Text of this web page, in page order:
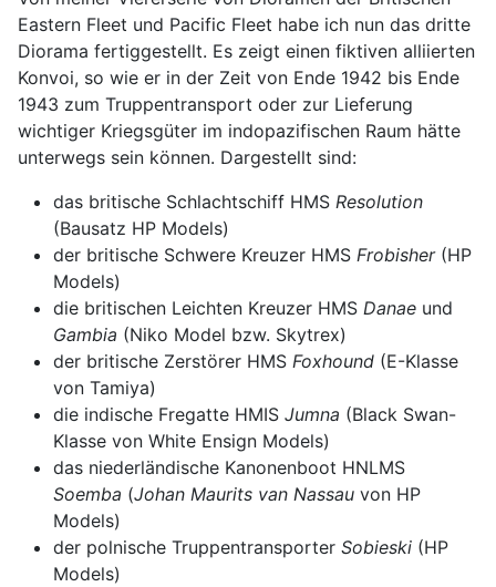
Eastern Fleet und Pacific Fleet habe ich nun das dritte
Diorama fertiggestellt. Es zeigt einen fiktiven alliierten
Konvoi, so wie er in der Zeit von Ende 1942 bis Ende
1943 zum Truppentransport oder zur Lieferung
wichtiger Kriegsgüter im indopazifischen Raum hätte
unterwegs sein können. Dargestellt sind:
das britische Schlachtschiff HMS Resolution
(Bausatz HP Models)
der britische Schwere Kreuzer HMS Frobisher(HP
Models)
die britischen Leichten Kreuzer HMS Danae und
Gambia (Niko Model bzw. Skytrex)
der britische Zerstörer HMS Foxhound (E-Klasse
von Tamiya)
die indische Fregatte HMIS Jumna (Black Swan-
Klasse von White Ensign Models)
das niederländische Kanonenboot HNLMS
Soemba (Johan Maurits van Nassau von HP
Models)
der polnische Truppentransporter Sobieski (HP
Models)